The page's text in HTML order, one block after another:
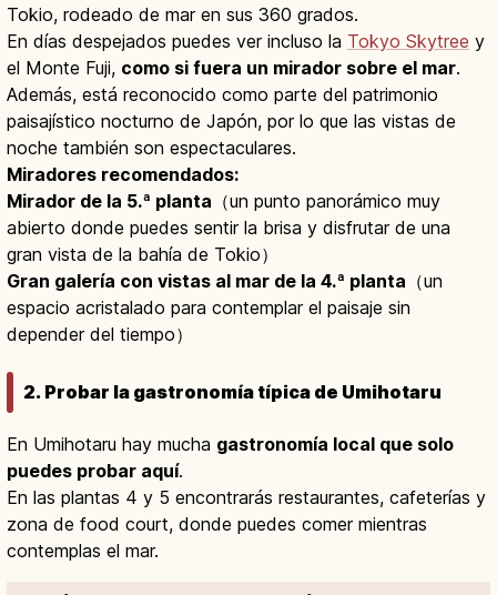
Tokio, rodeado de mar en sus 360 grados.
En días despejados puedes ver incluso la Tokyo Skytree y
el Monte Fuji, como si fuera un mirador sobre el mar.
Además, está reconocido como parte del patrimonio
paisajístico nocturno de Japón, por lo que las vistas de
noche también son espectaculares.
Miradores recomendados:
Mirador de la 5.ª planta （un punto panorámico muy
abierto donde puedes sentir la brisa y disfrutar de una
gran vista de la bahía de Tokio）
Gran galería con vistas al mar de la 4.ª planta （un
espacio acristalado para contemplar el paisaje sin
depender del tiempo）
2. Probar la gastronomía típica de Umihotaru
En Umihotaru hay mucha gastronomía local que solo
puedes probar aquí.
En las plantas 4 y 5 encontrarás restaurantes, cafeterías y
zona de food court, donde puedes comer mientras
contemplas el mar.